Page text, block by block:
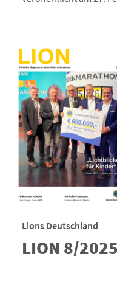
Lions Deutschland
LION 8/2025